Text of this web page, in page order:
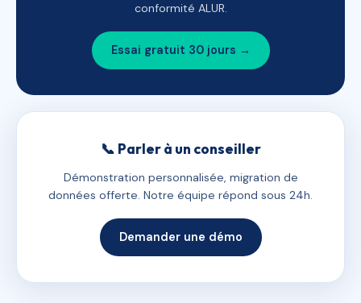
conformité ALUR.
Essai gratuit 30 jours →
📞 Parler à un conseiller
Démonstration personnalisée, migration de
données offerte. Notre équipe répond sous 24h.
Demander une démo